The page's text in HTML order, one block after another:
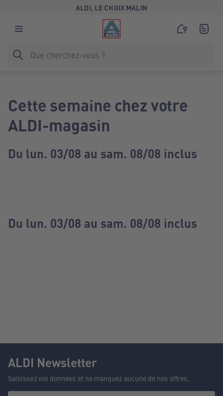
ALDI, LE CHOIX MALIN
Cette semaine chez votre
ALDI-magasin
Du lun. 03/08 au sam. 08/08 inclus
Du lun. 03/08 au sam. 08/08 inclus
ALDI Newsletter
Saisissez vos données et ne manquez aucune de nos offres.